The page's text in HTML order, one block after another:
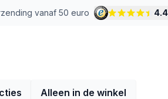
vanaf 50 euro
Alleen in de winkel